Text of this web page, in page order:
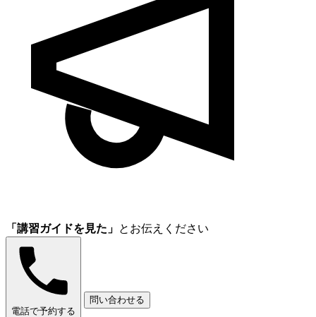
「講習ガイドを見た」 とお伝えください
電話で予約する
問い合わせる